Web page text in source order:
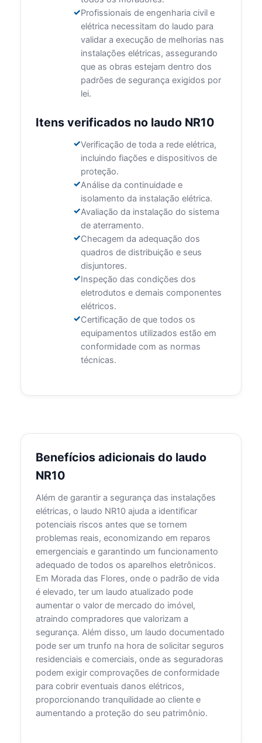
Profissionais de engenharia civil e
elétrica necessitam do laudo para
validar a execução de melhorias nas
instalações elétricas, assegurando
que as obras estejam dentro dos
padrões de segurança exigidos por
lei.
Itens verificados no laudo NR10
Verificação de toda a rede elétrica,
incluindo fiações e dispositivos de
proteção.
Análise da continuidade e
isolamento da instalação elétrica.
Avaliação da instalação do sistema
de aterramento.
Checagem da adequação dos
quadros de distribuição e seus
disjuntores.
Inspeção das condições dos
eletrodutos e demais componentes
elétricos.
Certificação de que todos os
equipamentos utilizados estão em
conformidade com as normas
técnicas.
Benefícios adicionais do laudo
NR10
Além de garantir a segurança das instalações
elétricas, o laudo NR10 ajuda a identificar
potenciais riscos antes que se tornem
problemas reais, economizando em reparos
emergenciais e garantindo um funcionamento
adequado de todos os aparelhos eletrônicos.
Em Morada das Flores, onde o padrão de vida
é elevado, ter um laudo atualizado pode
aumentar o valor de mercado do imóvel,
atraindo compradores que valorizam a
segurança. Além disso, um laudo documentado
pode ser um trunfo na hora de solicitar seguros
residenciais e comerciais, onde as seguradoras
podem exigir comprovações de conformidade
para cobrir eventuais danos elétricos,
proporcionando tranquilidade ao cliente e
aumentando a proteção do seu patrimônio.